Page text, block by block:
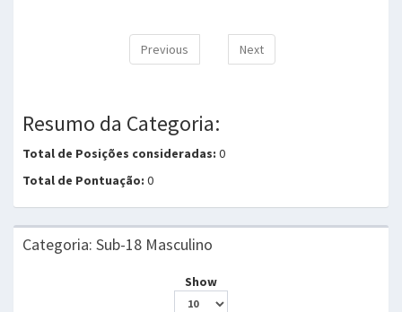
Previous Next
Resumo da Categoria:
Total de Posições consideradas: 0
Total de Pontuação: 0
Categoria: Sub-18 Masculino
Show